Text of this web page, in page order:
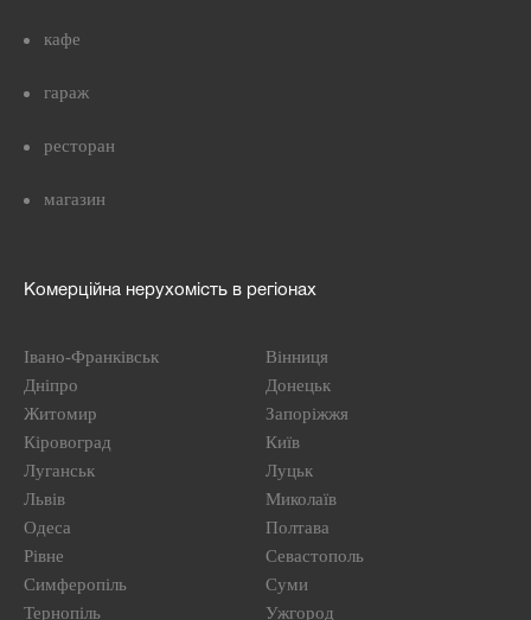
кафе
гараж
ресторан
магазин
Комерційна нерухомість в регіонах
Івано-Франківськ
Вінниця
Дніпро
Донецьк
Житомир
Запоріжжя
Кіровоград
Київ
Луганськ
Луцьк
Львів
Миколаїв
Одеса
Полтава
Рівне
Севастополь
Симферопіль
Суми
Тернопіль
Ужгород